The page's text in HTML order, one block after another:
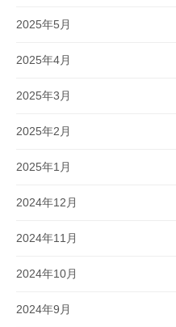
2025年5月
2025年4月
2025年3月
2025年2月
2025年1月
2024年12月
2024年11月
2024年10月
2024年9月